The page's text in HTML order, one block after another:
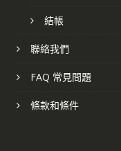
結帳
聯絡我們
FAQ 常見問題
條款和條件